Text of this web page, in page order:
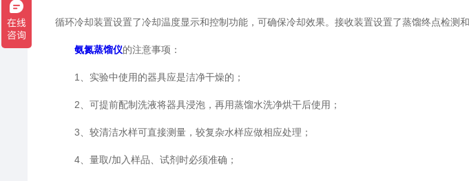
循环冷却装置设置了冷却温度显示和控制功能，可确保冷却效果。接收装置设置了蒸馏终点检测
氨氮蒸馏仪的注意事项：
1、实验中使用的器具应是洁净干燥的；
2、可提前配制洗液将器具浸泡，再用蒸馏水洗净烘干后使用；
3、较清洁水样可直接测量，较复杂水样应做相应处理；
4、量取/加入样品、试剂时必须准确；